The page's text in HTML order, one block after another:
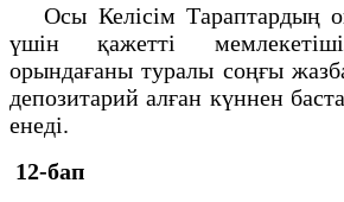
Осы Келісім Тараптардың
үшін қажетті
орындағаны туралы соңғы
депозитарий алған күннен
енеді.
12-бап